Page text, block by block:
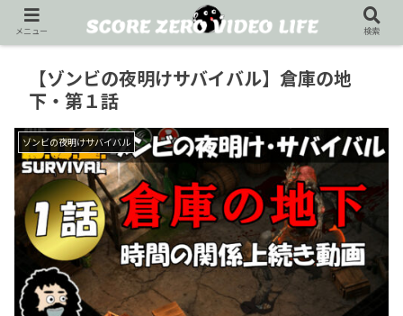
【ゾンビの夜明けサバイバル】倉庫の地
下・第１話
ゾンビの夜明けサバイバル
メニュー 検索